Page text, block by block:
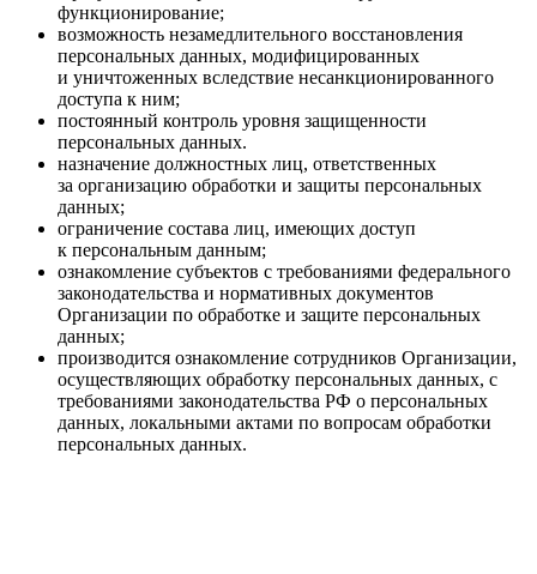
функционирование;
возможность незамедлительного восстановления
персональных данных, модифицированных
и уничтоженных вследствие несанкционированного
доступа к ним;
постоянный контроль уровня защищенности
персональных данных.
назначение должностных лиц, ответственных
за организацию обработки и защиты персональных
данных;
ограничение состава лиц, имеющих доступ
к персональным данным;
ознакомление субъектов с требованиями федерального
законодательства и нормативных документов
Организации по обработке и защите персональных
данных;
производится ознакомление сотрудников Организации,
осуществляющих обработку персональных данных, c
требованиями законодательства РФ о персональных
данных, локальными актами по вопросам обработки
персональных данных.